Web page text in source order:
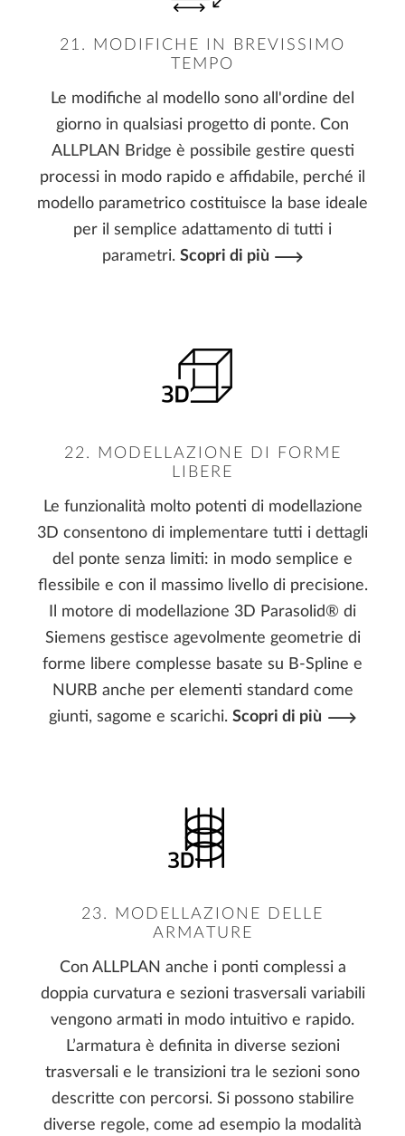
21. MODIFICHE IN BREVISSIMO
TEMPO
Le modifiche al modello sono all'ordine del
giorno in qualsiasi progetto di ponte. Con
ALLPLAN Bridge è possibile gestire questi
processi in modo rapido e affidabile, perché il
modello parametrico costituisce la base ideale
per il semplice adattamento di tutti i
parametri. Scopri di più
22. MODELLAZIONE DI FORME
LIBERE
Le funzionalità molto potenti di modellazione
3D consentono di implementare tutti i dettagli
del ponte senza limiti: in modo semplice e
flessibile e con il massimo livello di precisione.
Il motore di modellazione 3D Parasolid® di
Siemens gestisce agevolmente geometrie di
forme libere complesse basate su B-Spline e
NURB anche per elementi standard come
giunti, sagome e scarichi.Scopri di più
23. MODELLAZIONE DELLE
ARMATURE
Con ALLPLAN anche i ponti complessi a
doppia curvatura e sezioni trasversali variabili
vengono armati in modo intuitivo e rapido.
L’armatura è definita in diverse sezioni
trasversali e le transizioni tra le sezioni sono
descritte con percorsi. Si possono stabilire
diverse regole, come ad esempio la modalità